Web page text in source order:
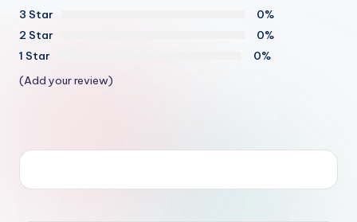
3 Star
0%
2 Star
0%
1 Star
0%
(Add your review)